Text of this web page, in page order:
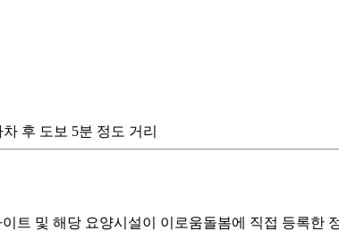
후 도보 5분 정도 거리
트 및 해당 요양시설이 이로움돌봄에 직접 등록한